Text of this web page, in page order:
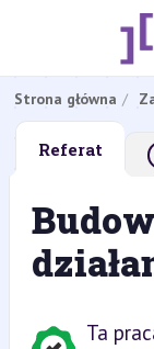
Strona główna
Referat
Ta